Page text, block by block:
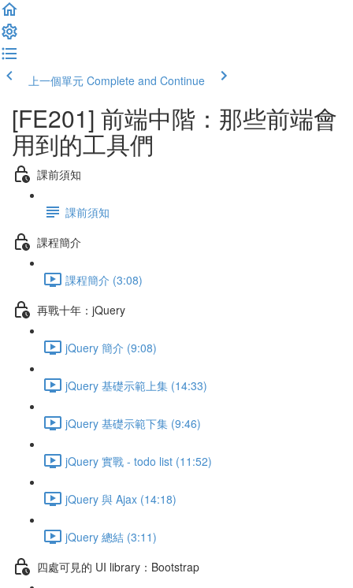
上一個單元 Complete and Continue
[FE201] 前端中階：那些前端會
用到的工具們
課前須知
課前須知
課程簡介
課程簡介 (3:08)
再戰十年：jQuery
jQuery 簡介 (9:08)
jQuery 基礎示範上集 (14:33)
jQuery 基礎示範下集 (9:46)
jQuery 實戰 - todo list (11:52)
jQuery 與 Ajax (14:18)
jQuery 總結 (3:11)
四處可見的 UI library：Bootstrap